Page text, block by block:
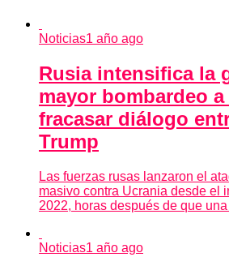
Noticias1 año ago
Rusia intensifica la
mayor bombardeo
fracasar diálogo
Trump
Las fuerzas rusas lanzaron el
masivo contra Ucrania desde el
2022, horas después de que
Noticias1 año ago